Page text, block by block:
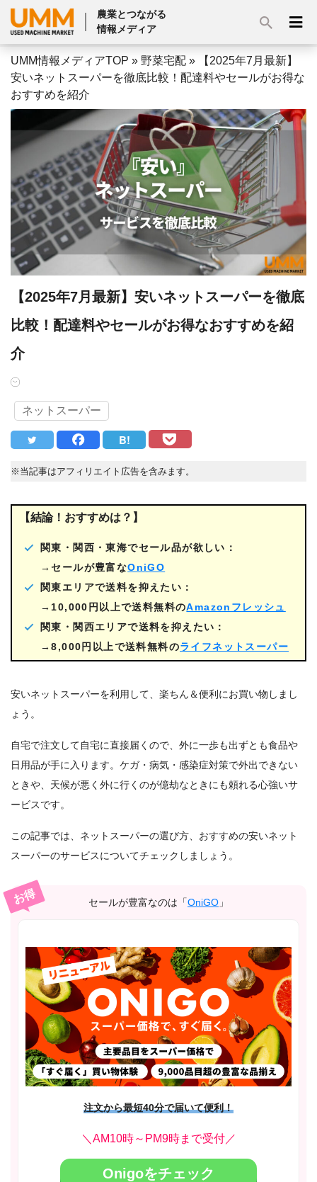
農業とつながる
情報メディア
UMM情報メディアTOP » 野菜宅配 »
【2025年7月最新】
安いネットスーパーを徹底比較！配達料やセールがお得な
おすすめを紹介
【2025年7月最新】安いネットスーパーを徹底
比較！配達料やセールがお得なおすすめを紹
介
ネットスーパー
B!
※当記事はアフィリエイト広告を含みます。
【結論！おすすめは？】
関東・関西・東海でセール品が欲しい：
→セールが豊富なOniGO
関東エリアで送料を抑えたい：
→10,000円以上で送料無料のAmazonフレッシュ
関東・関西エリアで送料を抑えたい：
→8,000円以上で送料無料のライフネットスーパー
安いネットスーパーを利用して、楽ちん＆便利にお買い物しまし
ょう。
自宅で注文して自宅に直接届くので、外に一歩も出ずとも食品や
日用品が手に入ります。ケガ・病気・感染症対策で外出できない
ときや、天候が悪く外に行くのが億劫なときにも頼れる心強いサ
ービスです。
この記事では、ネットスーパーの選び方、おすすめの安いネット
スーパーのサービスについてチェックしましょう。
お得 セールが豊富なのは「OniGO 」
注文から最短40分で届いて便利！
＼AM10時～PM9時まで受付／
Onigoをチェック